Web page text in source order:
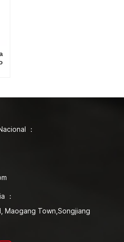
：
：
Maogang Town,Songjiang